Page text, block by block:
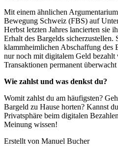
Mit einem ähnlichen
Bewegung Schweiz (FBS) auf
Herbst letzten Jahres lancierten sie
Erhalt des Bargelds sicherzustellen.
klammheimlichen Abschaffung des
nur noch mit digitalem Geld
Transaktionen permanent
Wie zahlst und was denkst du?
Womit zahlst du am häufigsten?
Bargeld zu Hause horten? Kannst
Privatsphäre beim digitalen
Meinung wissen!
Erstellt von Manuel Bucher